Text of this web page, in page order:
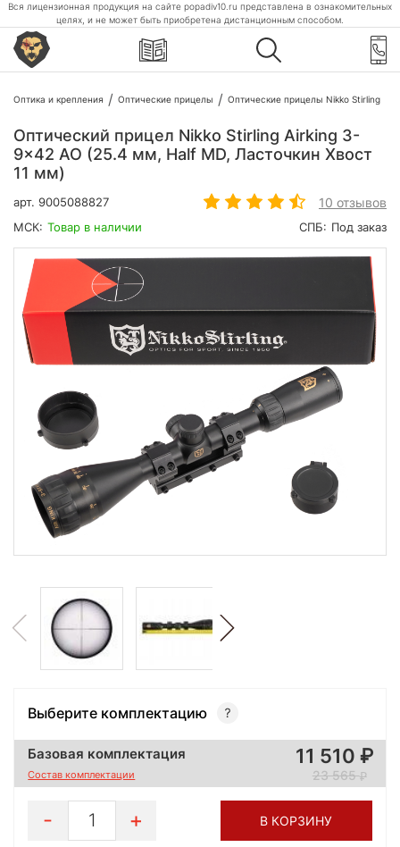
Вся лицензионная продукция на сайте popadiv10.ru представлена в ознакомительных
целях, и не может быть приобретена дистанционным способом.
Оптика и крепления Оптические прицелы Оптические прицелы Nikko Stirling
Оптический прицел Nikko Stirling Airking 3-
9x42 AO (25.4 мм, Half MD, Ласточкин Хвост
11 мм)
арт. 9005088827 10 отзывов
МСК: Товар в наличии СПБ: Под заказ
Выберите комплектацию
Базовая комплектация
Состав комплектации
11 510
23 565
1 В КОРЗИНУ